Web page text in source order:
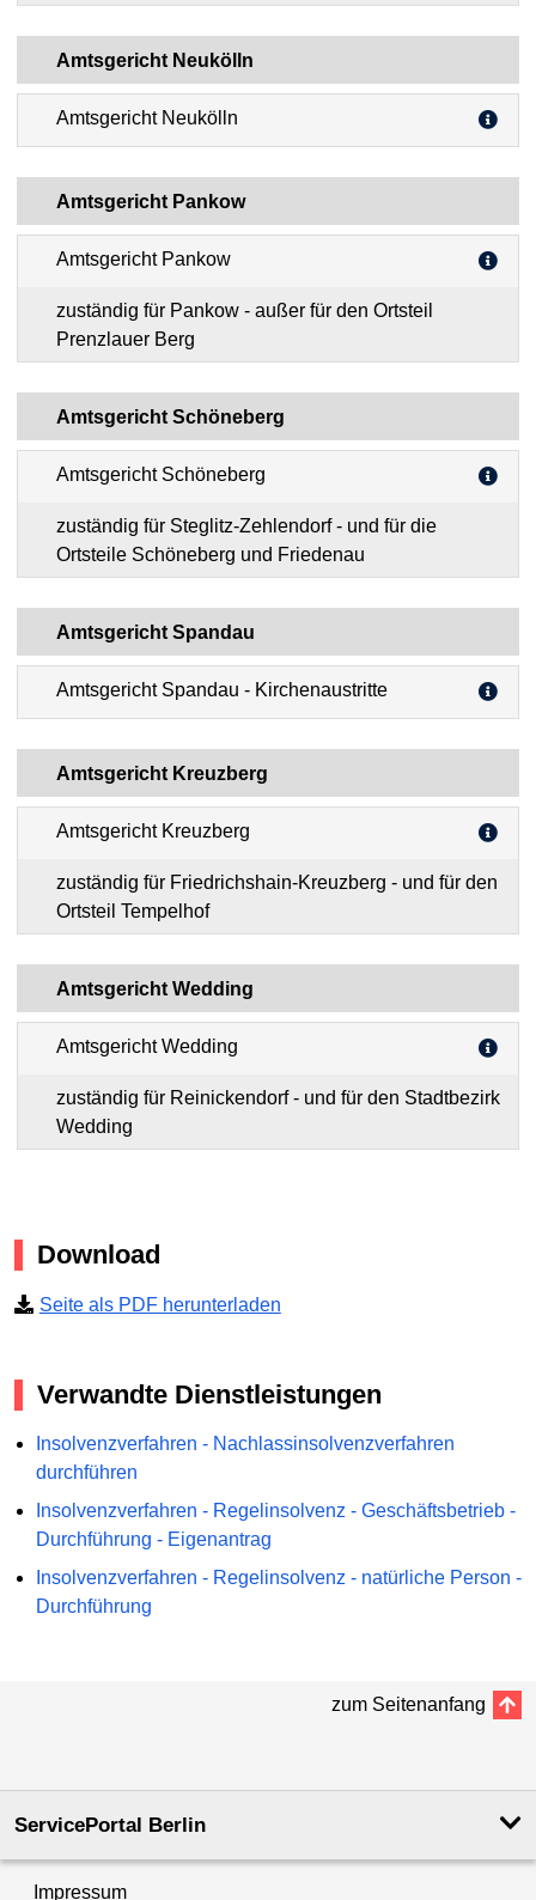
Amtsgericht Neukölln
Amtsgericht Neukölln
Amtsgericht Pankow
Amtsgericht Pankow
zuständig für Pankow - außer für den Ortsteil
Prenzlauer Berg
Amtsgericht Schöneberg
Amtsgericht Schöneberg
zuständig für Steglitz-Zehlendorf - und für die
Ortsteile Schöneberg und Friedenau
Amtsgericht Spandau
Amtsgericht Spandau - Kirchenaustritte
Amtsgericht Kreuzberg
Amtsgericht Kreuzberg
zuständig für Friedrichshain-Kreuzberg - und für den
Ortsteil Tempelhof
Amtsgericht Wedding
Amtsgericht Wedding
zuständig für Reinickendorf - und für den Stadtbezirk
Wedding
Download
Seite als PDF herunterladen
Verwandte Dienstleistungen
Insolvenzverfahren - Nachlassinsolvenzverfahren
durchführen
Insolvenzverfahren - Regelinsolvenz - Geschäftsbetrieb -
Durchführung - Eigenantrag
Insolvenzverfahren - Regelinsolvenz - natürliche Person -
Durchführung
zum Seitenanfang
ServicePortal Berlin
Impressum